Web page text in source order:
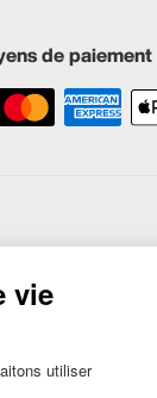
de paiement